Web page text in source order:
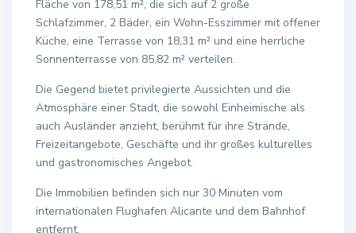
Fläche von 178,51 m², die sich auf 2 große
Schlafzimmer, 2 Bäder, ein Wohn-Esszimmer mit offener
Küche, eine Terrasse von 18,31 m² und eine herrliche
Sonnenterrasse von 85,82 m² verteilen.
Die Gegend bietet privilegierte Aussichten und die
Atmosphäre einer Stadt, die sowohl Einheimische als
auch Ausländer anzieht, berühmt für ihre Strände,
Freizeitangebote, Geschäfte und ihr großes kulturelles
und gastronomisches Angebot.
Die Immobilien befinden sich nur 30 Minuten vom
internationalen Flughafen Alicante und dem Bahnhof
entfernt.